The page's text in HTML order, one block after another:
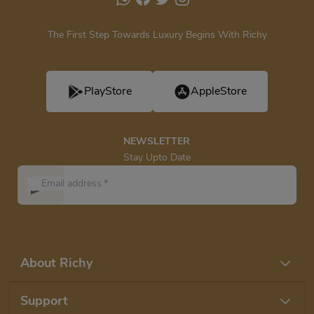
The First Step Towards Luxury Begins With Richy
PlayStore AppleStore
NEWSLETTER
Stay Upto Date
Email address *
About Richy
Support